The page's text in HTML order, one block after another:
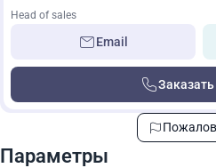
Head of sales
Email
Параметры